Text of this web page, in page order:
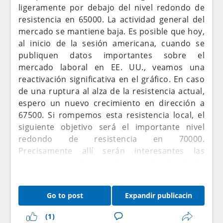
estructural de largo plazo sigue siendo
positivo porque la infraestructura
institucional, los productos de inversión
regulados y la participación de tesorerías
corporativas han incrementado la integración
de Bitcoin en los mercados financieros
tradicionales. No obstante, los flujos de capital
de corto plazo siguen dependiendo en gran
medida de las expectativas sobre la Reserva
Federal, los rendimientos de EE. UU., el
comportamiento del mercado de renta
variable y la dirección de las suscripciones a
ETF.
precio, estructura y niveles clave
El mercado se ha recuperado con fuerza desde
ligeramente por debajo del nivel redondo de
resistencia en 65000. La actividad general del
mercado se mantiene baja. Es posible que hoy,
al inicio de la sesión americana, cuando se
publiquen datos importantes sobre el
mercado laboral en EE. UU., veamos una
reactivación significativa en el gráfico. En caso
de una ruptura al alza de la resistencia actual,
espero un nuevo crecimiento en dirección a
67500. Si rompemos esta resistencia local, el
siguiente objetivo será el importante nivel
redondo de resistencia en 70000.
Precisamente allí serán interesantes las
nuevamente y luego más abajo.
Go to post Expandir publicacin
(1)